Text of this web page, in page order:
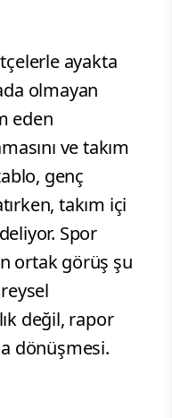
ayakta
olmayan
eden
ve takım
genç
takım içi
Spor
ortak görüş şu
değil, rapor
dönüşmesi.